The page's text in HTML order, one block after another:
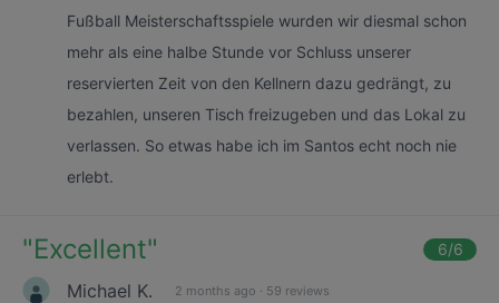
Fußball Meisterschaftsspiele wurden wir diesmal schon
mehr als eine halbe Stunde vor Schluss unserer
reservierten Zeit von den Kellnern dazu gedrängt, zu
bezahlen, unseren Tisch freizugeben und das Lokal zu
verlassen. So etwas habe ich im Santos echt noch nie
erlebt.
"Excellent" 6/6
Michael K. 2 months ago · 59 reviews